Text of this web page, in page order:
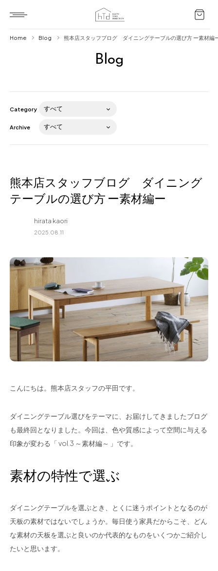
Blog
About us
for Business
Contact
熊本店
096-274-8175
Blog
Home Blog 熊本店スタッフブログ ダイニングテーブルの選び方 ー素材編
Category
Archive
熊本店スタッフブログ ダイニング
テーブルの選び方 ー素材編ー
hirata kaori
2025.08.11
こんにちは。熊本店スタッフの平田です。
ダイニングテーブル選びをテーマに、お届けしてきましたブログ
も最終回となりました。今回は、色や質感によって空間に与える
印象が変わる「 vol.3 ～素材編～ 」です。
素材の特性で選ぶ
ダイニングテーブルを選ぶとき、とくに迷うポイントとなるのが
天板の素材ではないでしょうか。毎日使う家具だからこそ、どん
な素材の天板を選ぶと良いのか代表的なものをいくつかご紹介し
たいと思います。